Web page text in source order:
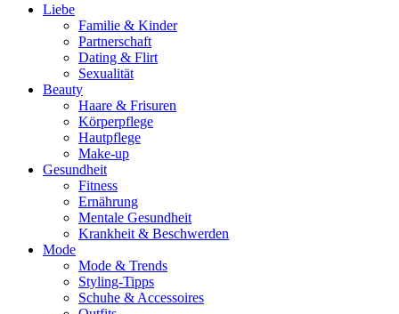
Liebe
Familie & Kinder
Partnerschaft
Dating & Flirt
Sexualität
Beauty
Haare & Frisuren
Körperpflege
Hautpflege
Make-up
Gesundheit
Fitness
Ernährung
Mentale Gesundheit
Krankheit & Beschwerden
Mode
Mode & Trends
Styling-Tipps
Schuhe & Accessoires